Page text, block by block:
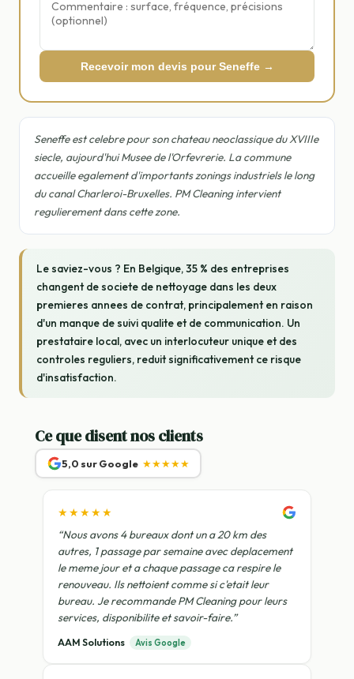
Recevoir mon devis pour Seneffe →
Seneffe est celebre pour son chateau neoclassique du XVIIIe
siecle, aujourd'hui Musee de l'Orfevrerie. La commune
accueille egalement d'importants zonings industriels le long
du canal Charleroi-Bruxelles. PM Cleaning intervient
regulierement dans cette zone.
Le saviez-vous ? En Belgique, 35 % des entreprises
changent de societe de nettoyage dans les deux
premieres annees de contrat, principalement en raison
d'un manque de suivi qualite et de communication. Un
prestataire local, avec un interlocuteur unique et des
controles reguliers, reduit significativement ce risque
d'insatisfaction.
Ce que disent nos clients
5,0 sur Google ★★★★★
★★★★★
“Nous avons 4 bureaux dont un a 20 km des
autres, 1 passage par semaine avec deplacement
le meme jour et a chaque passage ca respire le
renouveau. Ils nettoient comme si c'etait leur
bureau. Je recommande PM Cleaning pour leurs
services, disponibilite et savoir-faire.”
AAM Solutions Avis Google